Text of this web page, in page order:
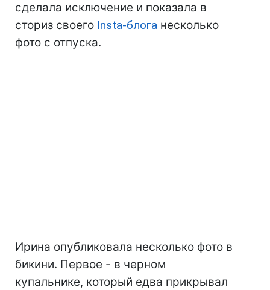
сделала исключение и показала в
сториз своего Insta-блога несколько
фото с отпуска.
Ирина опубликовала несколько фото в
бикини. Первое - в черном
купальнике, который едва прикрывал